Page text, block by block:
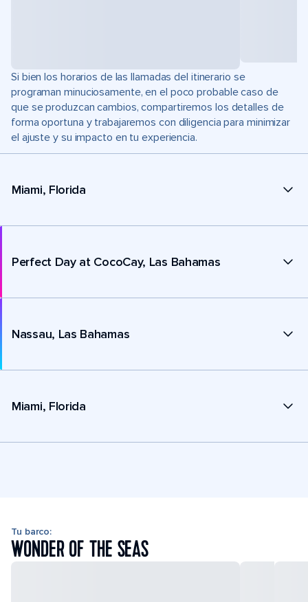
Si bien los horarios de las llamadas del itinerario se
programan minuciosamente, en el poco probable caso de
que se produzcan cambios, compartiremos los detalles de
forma oportuna y trabajaremos con diligencia para minimizar
el ajuste y su impacto en tu experiencia.
Miami, Florida
Perfect Day at CocoCay, Las Bahamas
Nassau, Las Bahamas
Miami, Florida
Tu barco:
WONDER OF THE SEAS